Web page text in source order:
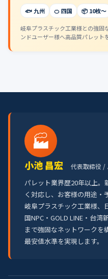
🐟 九州 🍊 四国 📦 10枚〜
岐阜プラスチック工業様との強固
ンドユーザー様へ高品質パレット
🏭
小池 昌宏 代表取締役 /
パレット業界歴20年以上。
く対応し、お客様の用途・
岐阜プラスチック工業様、
国NPC・GOLD LINE・台
まで強固なネットワークを
最安値水準を実現します。